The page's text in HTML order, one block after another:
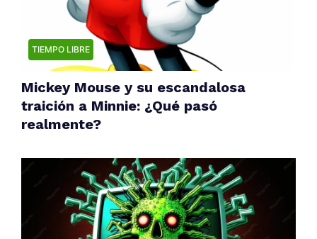
TIEMPO LIBRE
Mickey Mouse y su escandalosa
traición a Minnie: ¿Qué pasó
realmente?